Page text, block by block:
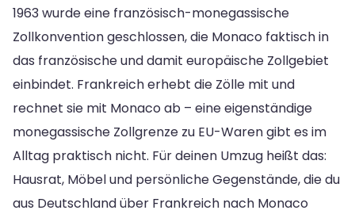
1963 wurde eine französisch-monegassische
Zollkonvention geschlossen, die Monaco faktisch in
das französische und damit europäische Zollgebiet
einbindet. Frankreich erhebt die Zölle mit und
rechnet sie mit Monaco ab – eine eigenständige
monegassische Zollgrenze zu EU-Waren gibt es im
Alltag praktisch nicht. Für deinen Umzug heißt das:
Hausrat, Möbel und persönliche Gegenstände, die du
aus Deutschland über Frankreich nach Monaco